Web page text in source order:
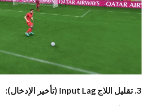
3. تقليل اللاج Input Lag (تأخير الإدخال):